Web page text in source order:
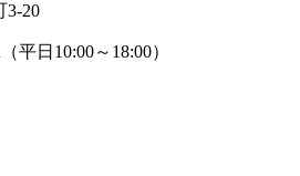
3-20
平日10:00～18:00）